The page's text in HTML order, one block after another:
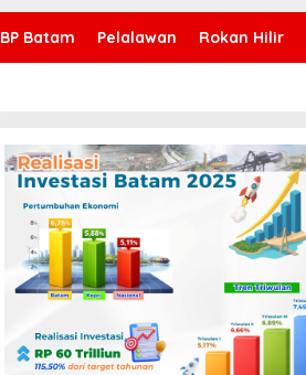
BP Batam Pelalawan Rokan Hilir